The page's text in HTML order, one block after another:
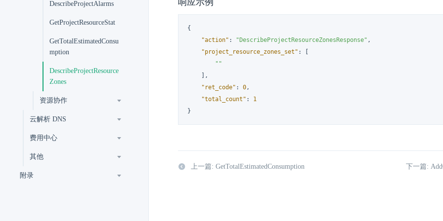
DescribeProjectAlarms
GetProjectResourceStat
GetTotalEstimatedConsu
mption
DescribeProjectResource
Zones
资源协作
云解析 DNS
费用中心
其他
附录
{
"action" : "DescribeProjectResourceZonesResponse" ,
"project_resource_zones_set" :
""
,
"ret_code" : 0,
"total_count" :
1
}
上一篇: GetTotalEstimatedConsumption 下一篇: